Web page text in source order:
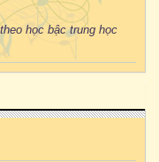
học bậc trung học